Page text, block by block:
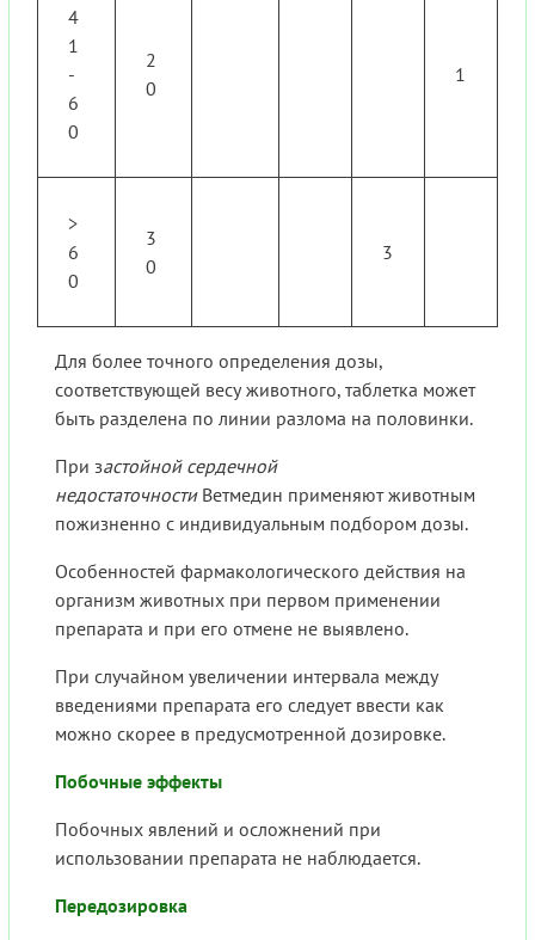
4
1
-
6
0
2
0
1
>
6
0
3
0
3
Для более точного определения дозы,
соответствующей весу животного, таблетка может
быть разделена по линии разлома на половинки.
При застойной сердечной
недостаточностиВетмедин применяют животным
пожизненно с индивидуальным подбором дозы.
Особенностей фармакологического действия на
организм животных при первом применении
препарата и при его отмене не выявлено.
При случайном увеличении интервала между
введениями препарата его следует ввести как
можно скорее в предусмотренной дозировке.
Побочные эффекты
Побочных явлений и осложнений при
использовании препарата не наблюдается.
Передозировка